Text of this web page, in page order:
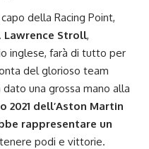
della Racing Point,
Lawrence Stroll,
inglese, farà di tutto per
del glorioso team
una grossa mano alla
2021 dell’Aston Martin
rappresentare un
podi e vittorie.